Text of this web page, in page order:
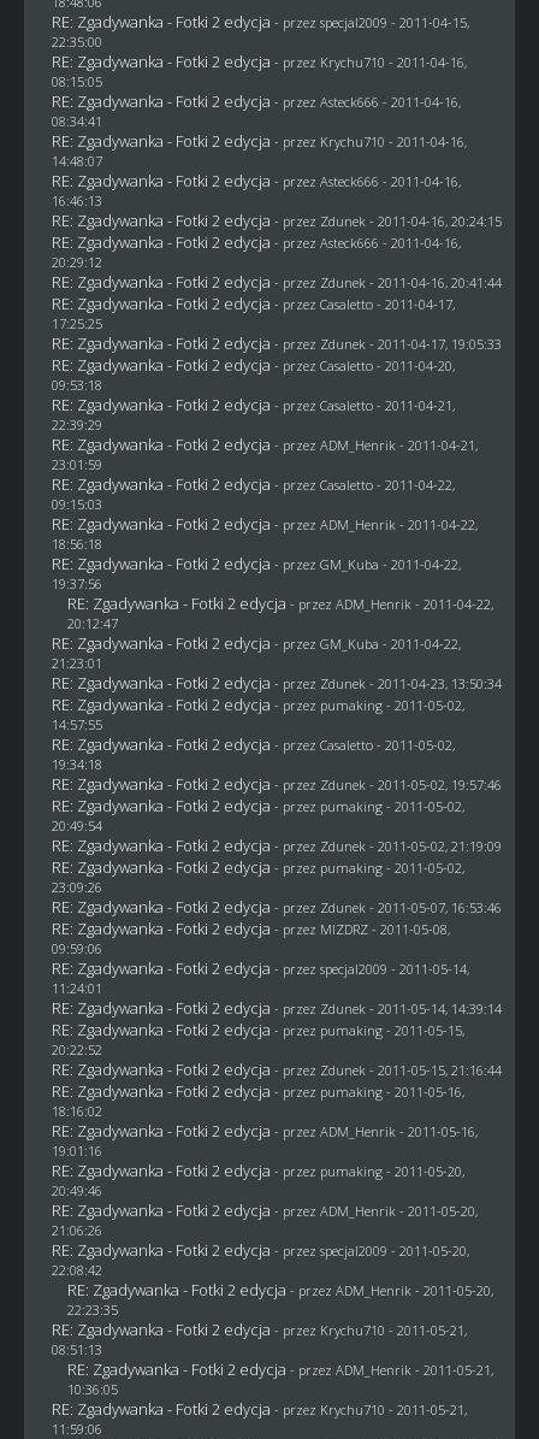
RE: Zgadywanka - Fotki 2 edycja - przez specjal2009 - 2011-04-15,
22:35:00
RE: Zgadywanka - Fotki 2 edycja - przez Krychu710 - 2011-04-16,
08:15:05
RE: Zgadywanka - Fotki 2 edycja - przez Asteck666 - 2011-04-16,
08:34:41
RE: Zgadywanka - Fotki 2 edycja - przez Krychu710 - 2011-04-16,
14:48:07
RE: Zgadywanka - Fotki 2 edycja - przez Asteck666 - 2011-04-16,
16:46:13
RE: Zgadywanka - Fotki 2 edycja - przez Zdunek - 2011-04-16, 20:24:15
RE: Zgadywanka - Fotki 2 edycja - przez Asteck666 - 2011-04-16,
20:29:12
RE: Zgadywanka - Fotki 2 edycja - przez Zdunek - 2011-04-16, 20:41:44
RE: Zgadywanka - Fotki 2 edycja - przez Casaletto- 2011-04-17,
17:25:25
RE: Zgadywanka - Fotki 2 edycja - przez Zdunek - 2011-04-17, 19:05:33
RE: Zgadywanka - Fotki 2 edycja - przez Casaletto- 2011-04-20,
09:53:18
RE: Zgadywanka - Fotki 2 edycja - przez Casaletto- 2011-04-21,
22:39:29
RE: Zgadywanka - Fotki 2 edycja - przez ADM_Henrik - 2011-04-21,
23:01:59
RE: Zgadywanka - Fotki 2 edycja - przez Casaletto- 2011-04-22,
09:15:03
RE: Zgadywanka - Fotki 2 edycja - przez ADM_Henrik - 2011-04-22,
18:56:18
RE: Zgadywanka - Fotki 2 edycja - przez GM_Kuba - 2011-04-22,
19:37:56
RE: Zgadywanka - Fotki 2 edycja - przez ADM_Henrik - 2011-04-22,
20:12:47
RE: Zgadywanka - Fotki 2 edycja - przez GM_Kuba - 2011-04-22,
21:23:01
RE: Zgadywanka - Fotki 2 edycja - przez Zdunek - 2011-04-23, 13:50:34
RE: Zgadywanka - Fotki 2 edycja - przez pumaking- 2011-05-02,
14:57:55
RE: Zgadywanka - Fotki 2 edycja - przez Casaletto- 2011-05-02,
19:34:18
RE: Zgadywanka - Fotki 2 edycja - przez Zdunek - 2011-05-02, 19:57:46
RE: Zgadywanka - Fotki 2 edycja - przez pumaking- 2011-05-02,
20:49:54
RE: Zgadywanka - Fotki 2 edycja - przez Zdunek - 2011-05-02, 21:19:09
RE: Zgadywanka - Fotki 2 edycja - przez pumaking- 2011-05-02,
23:09:26
RE: Zgadywanka - Fotki 2 edycja - przez Zdunek - 2011-05-07, 16:53:46
RE: Zgadywanka - Fotki 2 edycja - przez MIZDRZ- 2011-05-08,
09:59:06
RE: Zgadywanka - Fotki 2 edycja - przez specjal2009 - 2011-05-14,
11:24:01
RE: Zgadywanka - Fotki 2 edycja - przez Zdunek - 2011-05-14, 14:39:14
RE: Zgadywanka - Fotki 2 edycja - przez pumaking- 2011-05-15,
20:22:52
RE: Zgadywanka - Fotki 2 edycja - przez Zdunek - 2011-05-15, 21:16:44
RE: Zgadywanka - Fotki 2 edycja - przez pumaking- 2011-05-16,
18:16:02
RE: Zgadywanka - Fotki 2 edycja - przez ADM_Henrik - 2011-05-16,
19:01:16
RE: Zgadywanka - Fotki 2 edycja - przez pumaking- 2011-05-20,
20:49:46
RE: Zgadywanka - Fotki 2 edycja - przez ADM_Henrik - 2011-05-20,
21:06:26
RE: Zgadywanka - Fotki 2 edycja - przez specjal2009 - 2011-05-20,
22:08:42
RE: Zgadywanka - Fotki 2 edycja - przez ADM_Henrik - 2011-05-20,
22:23:35
RE: Zgadywanka - Fotki 2 edycja - przez Krychu710 - 2011-05-21,
08:51:13
RE: Zgadywanka - Fotki 2 edycja - przez ADM_Henrik - 2011-05-21,
10:36:05
RE: Zgadywanka - Fotki 2 edycja - przez Krychu710 - 2011-05-21,
11:59:06